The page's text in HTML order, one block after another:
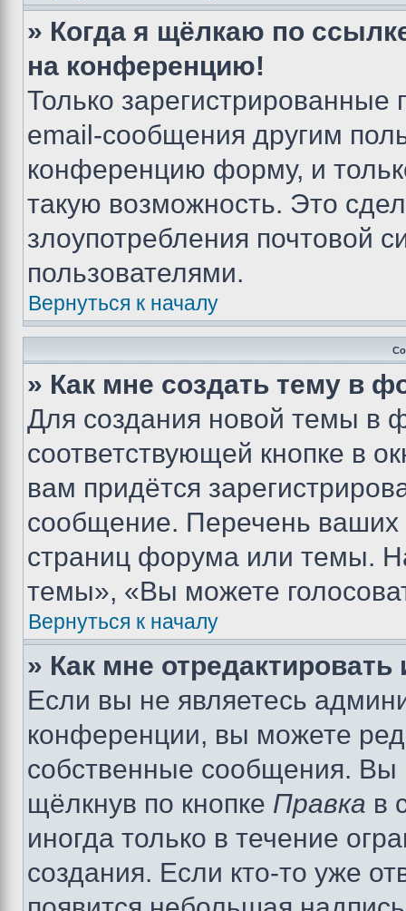
» Когда я щёлкаю по
на конференцию!
Только зарегистрированные
email-сообщения другим
конференцию форму, и
такую возможность. Это
злоупотребления почтовой
пользователями.
Вернуться к началу
» Как мне создать тему в
Для создания новой темы в
соответствующей кнопке в
вам придётся
сообщение. Перечень ваших
страниц форума или темы.
темы», «Вы можете
Вернуться к началу
» Как мне
Если вы не являетесь
конференции, вы можете
собственные сообщения. Вы
щёлкнув по кнопке Правка в
иногда только в течение
создания. Если кто-то уже